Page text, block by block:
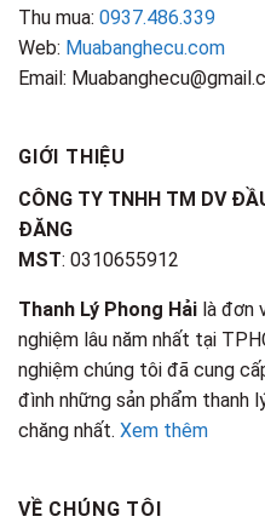
Thu mua: 0937.486.339
Web: Muabanghecu.com
Email:
GIỚI THIỆU
CÔNG TY TNHH TM DV
ĐĂNG
MST: 0310655912
Thanh Lý Phong Hải là đơn
nghiệm lâu năm nhất tại
nghiệm chúng tôi đã cung
đình những sản phẩm thanh
chăng nhất. Xem thêm
VỀ CHÚNG TÔI